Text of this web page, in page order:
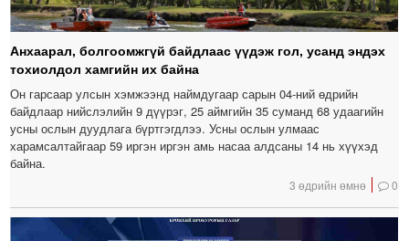
Анхаарал, болгоомжгүй байдлаас үүдэж гол, усанд эндэх
тохиолдол хамгийн их байна
Он гарсаар улсын хэмжээнд наймдугаар сарын 04-ний өдрийн
байдлаар нийслэлийн 9 дүүрэг, 25 аймгийн 35 суманд 68 удаагийн
усны ослын дуудлага бүртгэгдлээ. Усны ослын улмаас
харамсалтайгаар 59 иргэн иргэн амь насаа алдсаны 14 нь хүүхэд
байна.
3 өдрийн өмнө 0